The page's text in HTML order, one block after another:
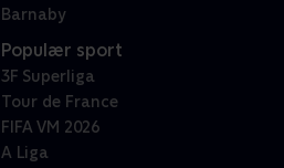
Barnaby
Populær sport
3F Superliga
Tour de France
FIFA VM 2026
A Liga